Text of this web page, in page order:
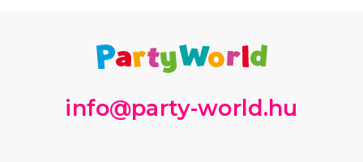
info@party-world.hu